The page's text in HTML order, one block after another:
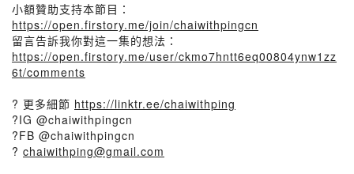
小額贊助支持本節目：
https://open.firstory.me/join/chaiwithpingcn
留言告訴我你對這一集的想法：
https://open.firstory.me/user/ckmo7hntt6eq00804ynw1zz
6t/comments
? 更多細節 https://linktr.ee/chaiwithping
?IG @chaiwithpingcn
?FB @chaiwithpingcn
? chaiwithping@gmail.com